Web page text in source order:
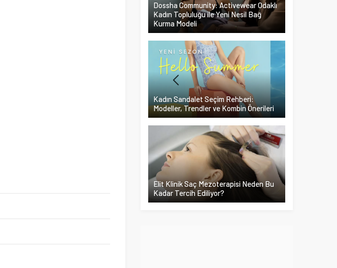
Dossha Community: Activewear Odaklı
Kadın Topluluğu ile Yeni Nesil Bağ
Kurma Modeli
Kadın Sandalet Seçim Rehberi:
Modeller, Trendler ve Kombin Önerileri
Elit Klinik Saç Mezoterapisi Neden Bu
Kadar Tercih Ediliyor?